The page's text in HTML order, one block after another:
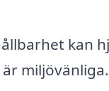
kan
miljövänliga.